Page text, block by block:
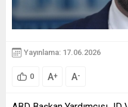
Yayınlama: 17.06.2026
0 A+ A-